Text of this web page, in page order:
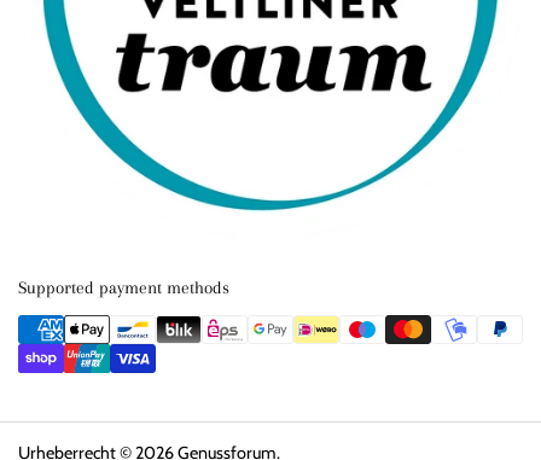
Supported payment methods
Urheberrecht © 2026Genussforum.